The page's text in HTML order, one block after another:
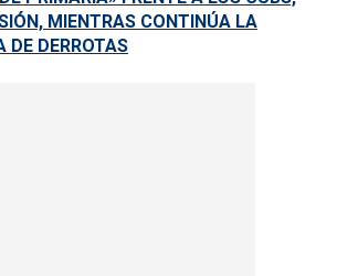
MIENTRAS CONTINÚA LA
DE DERROTAS